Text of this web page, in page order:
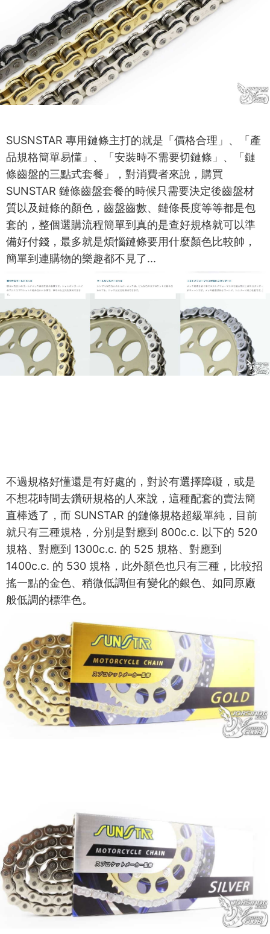
SUSNSTAR 專用鏈條主打的就是「價格合理」、「產
品規格簡單易懂」、「安裝時不需要切鏈條」、「鏈
條齒盤的三點式套餐」，對消費者來說，購買
SUNSTAR 鏈條齒盤套餐的時候只需要決定後齒盤材
質以及鏈條的顏色，齒盤齒數、鏈條長度等等都是包
套的，整個選購流程簡單到真的是查好規格就可以準
備好付錢，最多就是煩惱鏈條要用什麼顏色比較帥，
簡單到連購物的樂趣都不見了...
不過規格好懂還是有好處的，對於有選擇障礙，或是
不想花時間去鑽研規格的人來說，這種配套的賣法簡
直棒透了，而 SUNSTAR 的鏈條規格超級單純，目前
就只有三種規格，分別是對應到 800c.c. 以下的 520
規格、對應到 1300c.c. 的 525 規格、對應到
1400c.c. 的 530 規格，此外顏色也只有三種，比較招
搖一點的金色、稍微低調但有變化的銀色、如同原廠
般低調的標準色。